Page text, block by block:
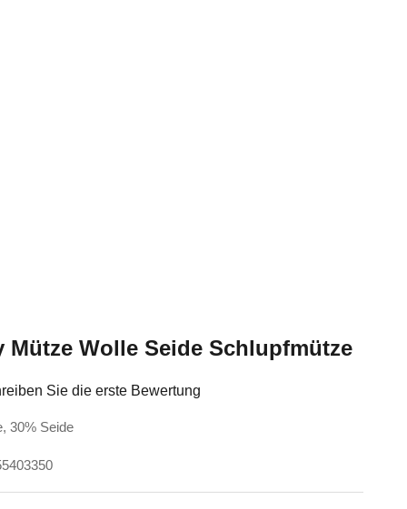
Mütze Wolle Seide Schlupfmütze
Sie die erste Bewertung
30% Seide